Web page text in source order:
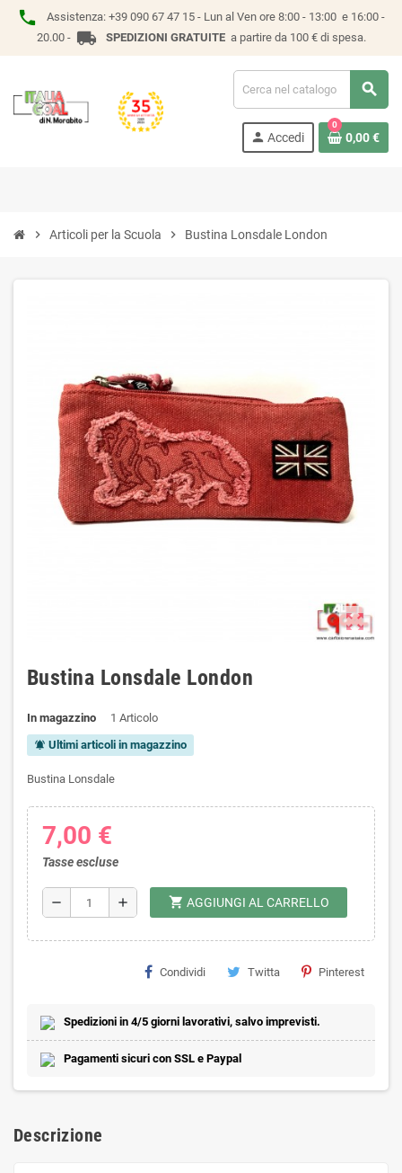
phone Assistenza: +39 090 67 47 15 - Lun al Ven ore 8:00 - 13:00 e 16:00 -
20.00 - local_shipping SPEDIZIONI GRATUITEa partire da 100 € di spesa.
search
person Accedi
0
0,00 €
chevron_right Articoli per la Scuola chevron_right Bustina Lonsdale London
zoom_out_map
Bustina Lonsdale London
In magazzino 1 Articolo
notifications_active Ultimi articoli in magazzino
Bustina Lonsdale
7,00 €
Tasse escluse
remove add shopping_cart AGGIUNGI AL CARRELLO
Condividi Twitta Pinterest
Spedizioni in 4/5 giorni lavorativi, salvo imprevisti.
Pagamenti sicuri con SSL e Paypal
Descrizione